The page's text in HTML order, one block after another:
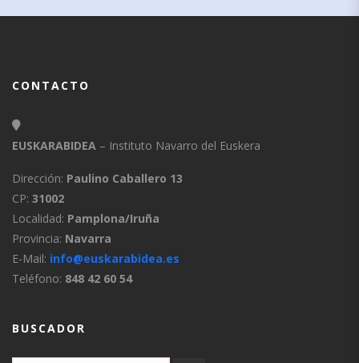
CONTACTO
EUSKARABIDEA – Instituto Navarro del Euskera
Dirección: Paulino Caballero 13
CP: 31002
Localidad: Pamplona/Iruña
Provincia: Navarra
E-Mail: info@euskarabidea.es
Teléfono: 848 42 60 54
BUSCADOR